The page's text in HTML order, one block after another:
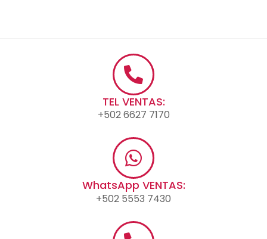
TEL VENTAS:
+502 6627 7170
WhatsApp VENTAS:
+502 5553 7430